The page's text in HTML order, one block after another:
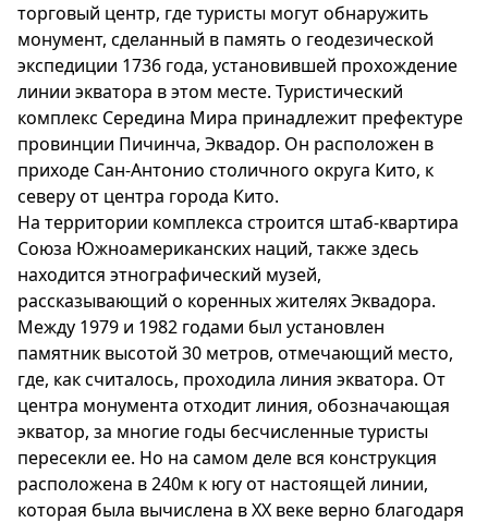
торговый центр, где туристы могут обнаружить
монумент, сделанный в память о геодезической
экспедиции 1736 года, установившей прохождение
линии экватора в этом месте. Туристический
комплекс Середина Мира принадлежит префектуре
провинции Пичинча, Эквадор. Он расположен в
приходе Сан-Антонио столичного округа Кито, к
северу от центра города Кито.
На территории комплекса строится штаб-квартира
Союза Южноамериканских наций, также здесь
находится этнографический музей,
рассказывающий о коренных жителях Эквадора.
Между 1979 и 1982 годами был установлен
памятник высотой 30 метров, отмечающий место,
где, как считалось, проходила линия экватора. От
центра монумента отходит линия, обозначающая
экватор, за многие годы бесчисленные туристы
пересекли ее. Но на самом деле вся конструкция
расположена в 240м к югу от настоящей линии,
которая была вычислена в ХХ веке верно благодаря